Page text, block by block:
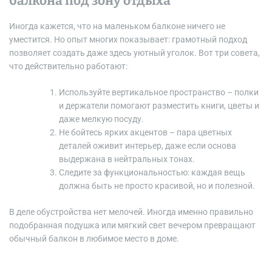
Иногда кажется, что на маленьком балконе ничего не
уместится. Но опыт многих показывает: грамотный подход
позволяет создать даже здесь уютный уголок. Вот три совета,
что действительно работают:
Используйте вертикальное пространство – полки
и держатели помогают разместить книги, цветы и
даже мелкую посуду.
Не бойтесь ярких акцентов – пара цветных
деталей оживит интерьер, даже если основа
выдержана в нейтральных тонах.
Следите за функциональностью: каждая вещь
должна быть не просто красивой, но и полезной.
В деле обустройства нет мелочей. Иногда именно правильно
подобранная подушка или мягкий свет вечером превращают
обычный балкон в любимое место в доме.